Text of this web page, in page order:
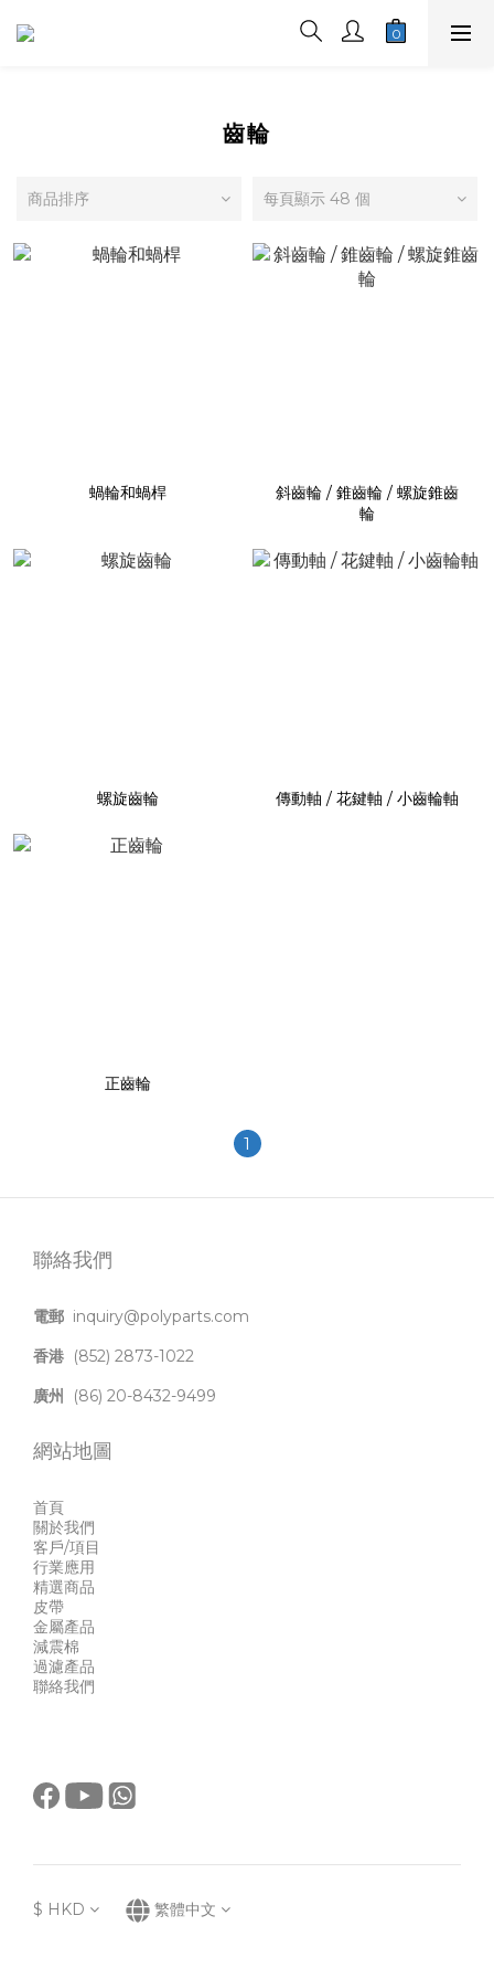
齒輪
商品排序 每頁顯示 48 個
蝸輪和蝸桿
斜齒輪 / 錐齒輪 / 螺旋錐齒
輪
螺旋齒輪 傳動軸 / 花鍵軸 / 小齒輪軸
正齒輪
1
聯絡我們
電郵 inquiry@polyparts.com
香港 (852) 2873-1022
廣州
(86) 20-8432-9499
網站地圖
首頁
關於我們
客戶/項目
行業應用
精選商品
皮帶
金屬產品
減震棉
過濾產品
聯絡我們
$ HKD 繁體中文